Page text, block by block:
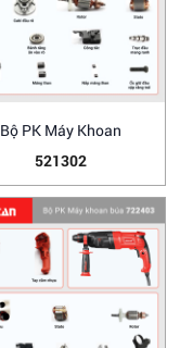
Bộ PK Máy Khoan
521302